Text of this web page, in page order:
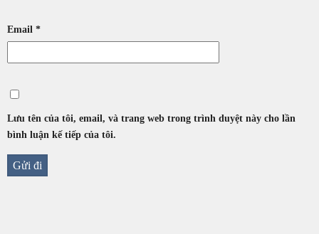
Email *
Lưu tên của tôi, email, và trang web trong trình duyệt này cho lần
bình luận kế tiếp của tôi.